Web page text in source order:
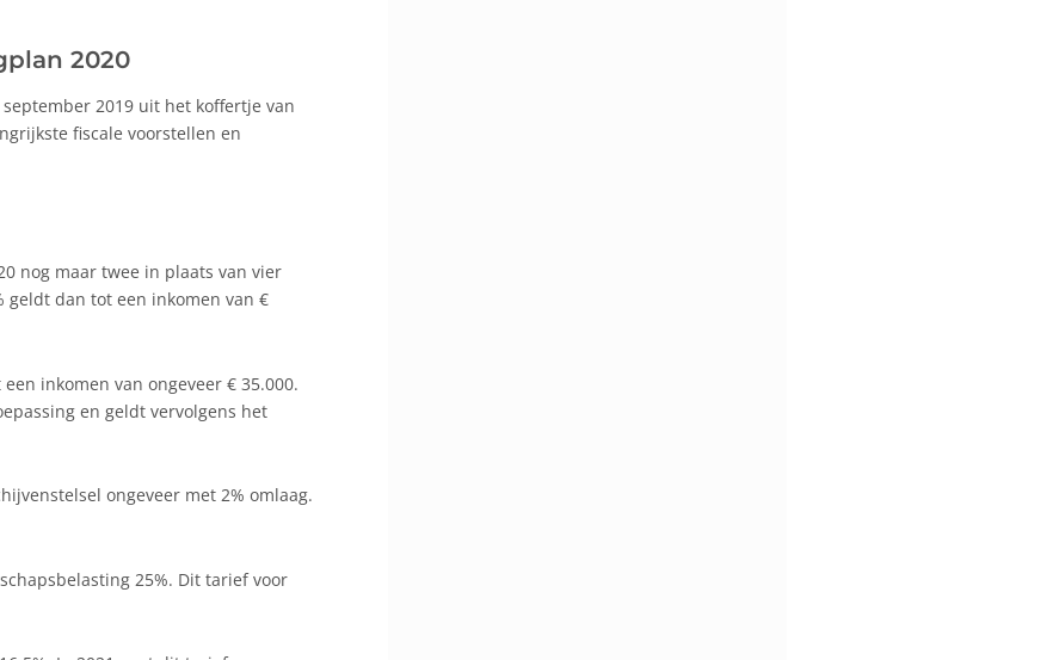
2020
2019 uit het koffertje van
fiscale voorstellen en
nog maar twee in plaats van vier
geldt dan tot een inkomen van €
inkomen van ongeveer € 35.000.
en geldt vervolgens het
ongeveer met 2% omlaag.
25%. Dit tarief voor